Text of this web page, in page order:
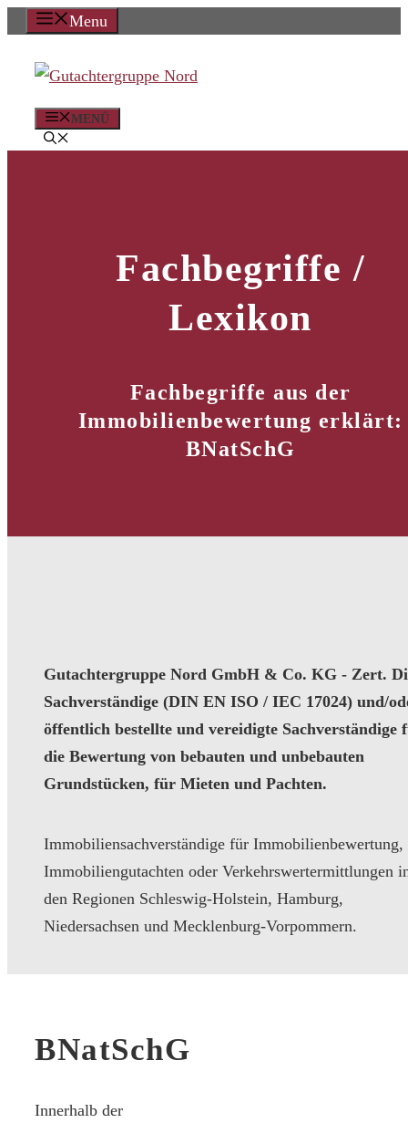
Zum
springen
Menu
MENÜ
Fachbegriffe /
Lexikon
Fachbegriffe aus der
Immobilienbewertung erklärt:
BNatSchG
Gutachtergruppe Nord GmbH & Co. KG - Zert.
Sachverständige (DIN EN ISO / IEC 17024) und/
öffentlich bestellte und vereidigte Sachverständige
die Bewertung von bebauten und unbebauten
Grundstücken, für Mieten und Pachten.
Immobiliensachverständige für Immobilienbewertung,
Immobiliengutachten oder Verkehrswertermittlungen
den Regionen Schleswig-Holstein, Hamburg,
Niedersachsen und Mecklenburg-Vorpommern.
BNatSchG
Innerhalb der